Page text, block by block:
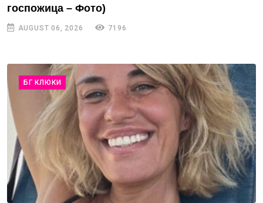
госпожица – Фото)
AUGUST 06, 2026 7196
БГ КЛЮКИ